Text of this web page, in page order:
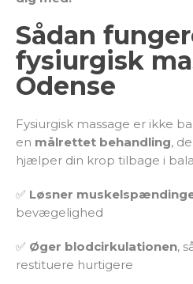
Sådan
fysiurgisk
Odense
Fysiurgisk massage er ikke
en målrettet behandling,
hjælper din krop tilbage i
✅ Løsner
bevægelighed
✅ Øger blodcirkulationen,
restituere hurtigere